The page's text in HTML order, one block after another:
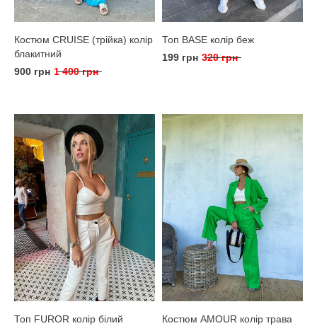
Костюм CRUISE (трійка) колір
блакитний
900 грн 1 400 грн
Топ BASE колір беж
199 грн 320 грн
Топ FUROR колір білий
Костюм AMOUR колір трава